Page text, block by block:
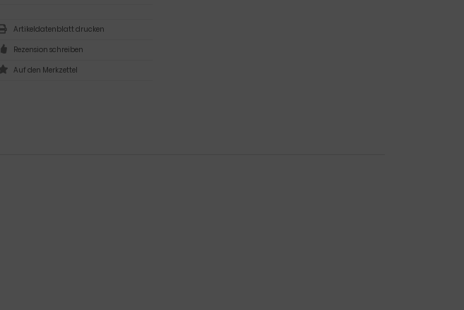
Artikeldatenblatt drucken
Rezension schreiben